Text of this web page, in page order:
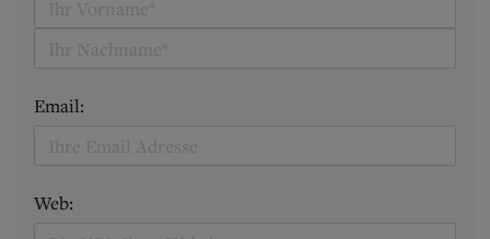
Email:
Web: